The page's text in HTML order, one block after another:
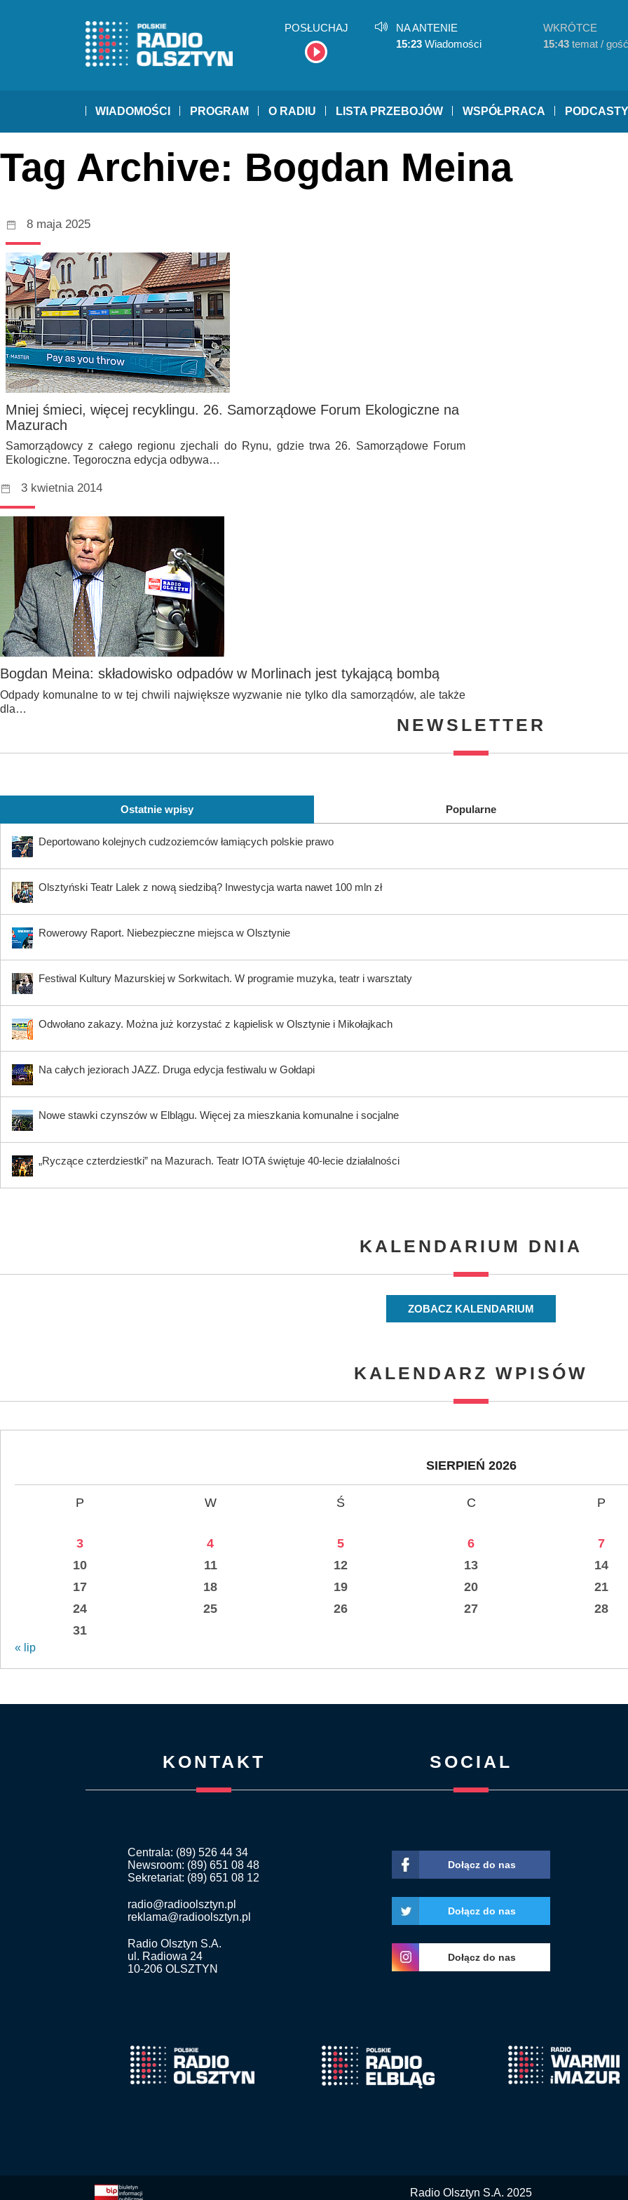
POSŁUCHAJ
NA ANTENIE
15:23 Wiadomości
WKRÓTCE
15:43 temat / gość
WIADOMOŚCI PROGRAM O RADIU LISTA PRZEBOJÓW WSPÓŁPRACA PODCASTY
Tag Archive: Bogdan Meina
8 maja 2025
Mniej śmieci, więcej recyklingu. 26. Samorządowe Forum Ekologiczne na
Mazurach
Samorządowcy z całego regionu zjechali do Rynu, gdzie trwa 26. Samorządowe Forum
Ekologiczne. Tegoroczna edycja odbywa…
3 kwietnia 2014
Bogdan Meina: składowisko odpadów w Morlinach jest tykającą bombą
Odpady komunalne to w tej chwili największe wyzwanie nie tylko dla samorządów, ale także
dla…
NEWSLETTER
Ostatnie wpisy Popularne
Deportowano kolejnych cudzoziemców łamiących polskie prawo
Olsztyński Teatr Lalek z nową siedzibą? Inwestycja warta nawet 100 mln zł
Rowerowy Raport. Niebezpieczne miejsca w Olsztynie
Festiwal Kultury Mazurskiej w Sorkwitach. W programie muzyka, teatr i warsztaty
Odwołano zakazy. Można już korzystać z kąpielisk w Olsztynie i Mikołajkach
Na całych jeziorach JAZZ. Druga edycja festiwalu w Gołdapi
Nowe stawki czynszów w Elblągu. Więcej za mieszkania komunalne i socjalne
„Ryczące czterdziestki” na Mazurach. Teatr IOTA świętuje 40-lecie działalności
KALENDARIUM DNIA
ZOBACZ KALENDARIUM
KALENDARZ WPISÓW
SIERPIEŃ 2026
P W Ś C P
3
4 5 6 7
10
11 12 13 14
17
18 19 20 21
24
25 26 27 28
31
« lip
KONTAKT
Centrala: (89) 526 44 34
Newsroom: (89) 651 08 48
Sekretariat: (89) 651 08 12
radio@radioolsztyn.pl
reklama@radioolsztyn.pl
Radio Olsztyn S.A.
ul. Radiowa 24
10-206 OLSZTYN
SOCIAL
Dołącz do nas
Dołącz do nas
Dołącz do nas
Radio Olsztyn S.A. 2025